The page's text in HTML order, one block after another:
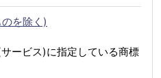
を除く)
ービス)に指定している商標